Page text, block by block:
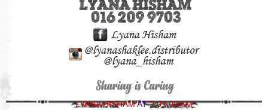
LYANA HISHAMAT2:01:00 AM